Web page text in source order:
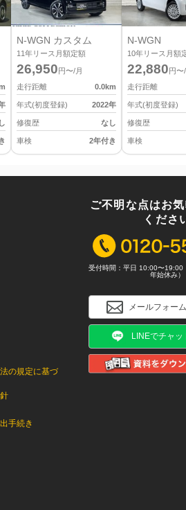
N-WGN カスタム
11年リース月額定額
26,950 円〜/月
走行距離
0.0km
年式(初度登録) 2022年
修復歴 なし
車検 2年付き
N-WGN
10年リース月額
22,880 円〜
走行距離
年式(初度登録)
修復歴
車検
の規定に基づ
手続き
ご不明な点はお
くださ
受付時間：平日 10:00〜19:00
年始休み）
メールフォー
LINEでチャッ